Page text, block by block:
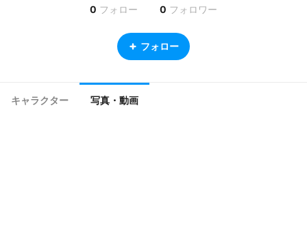
0 フォロー 0 フォロワー
フォロー
キャラクター 写真・動画